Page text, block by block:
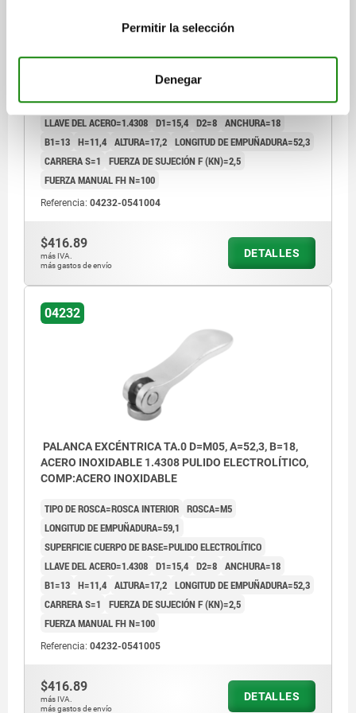
Permitir la selección
Denegar
COMP:ACERO INOXIDABLE
LONGITUD DE EMPUÑADURA=59,1
SUPERFICIE CUERPO DE BASE=PULIDO ELECTROLÍTICO
LLAVE DEL ACERO=1.4308 D1=15,4 D2=8 ANCHURA=18
B1=13 H=11,4 ALTURA=17,2 LONGITUD DE EMPUÑADURA=52,3
CARRERA S=1
FUERZA DE SUJECIÓN F (KN)=2,5
FUERZA MANUAL FH N=100
Referencia: 04232-0541004
$416.89
más IVA.
más gastos de envío
DETALLES
04232
PALANCA EXCÉNTRICA TA.0 D=M05, A=52,3, B=18,
ACERO INOXIDABLE 1.4308 PULIDO ELECTROLÍTICO,
COMP:ACERO INOXIDABLE
TIPO DE ROSCA=ROSCA INTERIOR ROSCA=M5
LONGITUD DE EMPUÑADURA=59,1
SUPERFICIE CUERPO DE BASE=PULIDO ELECTROLÍTICO
LLAVE DEL ACERO=1.4308 D1=15,4 D2=8 ANCHURA=18
B1=13 H=11,4 ALTURA=17,2 LONGITUD DE EMPUÑADURA=52,3
CARRERA S=1
FUERZA DE SUJECIÓN F (KN)=2,5
FUERZA MANUAL FH N=100
Referencia: 04232-0541005
$416.89
más IVA.
más gastos de envío
DETALLES